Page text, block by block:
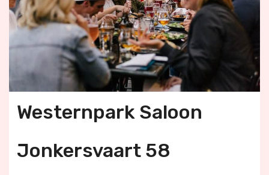
Westernpark Saloon
Jonkersvaart 58